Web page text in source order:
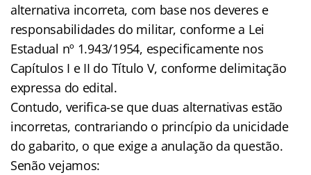
alternativa incorreta, com base nos deveres e
responsabilidades do militar, conforme a Lei
Estadual nº 1.943/1954, especificamente nos
Capítulos I e II do Título V, conforme delimitação
expressa do edital.
Contudo, verifica-se que duas alternativas estão
incorretas, contrariando o princípio da unicidade
do gabarito, o que exige a anulação da questão.
Senão vejamos: